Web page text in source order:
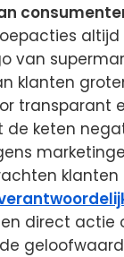
van
klanten
transparant
de keten
direct actie